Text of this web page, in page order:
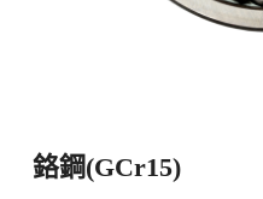
鉻鋼(GCr15)